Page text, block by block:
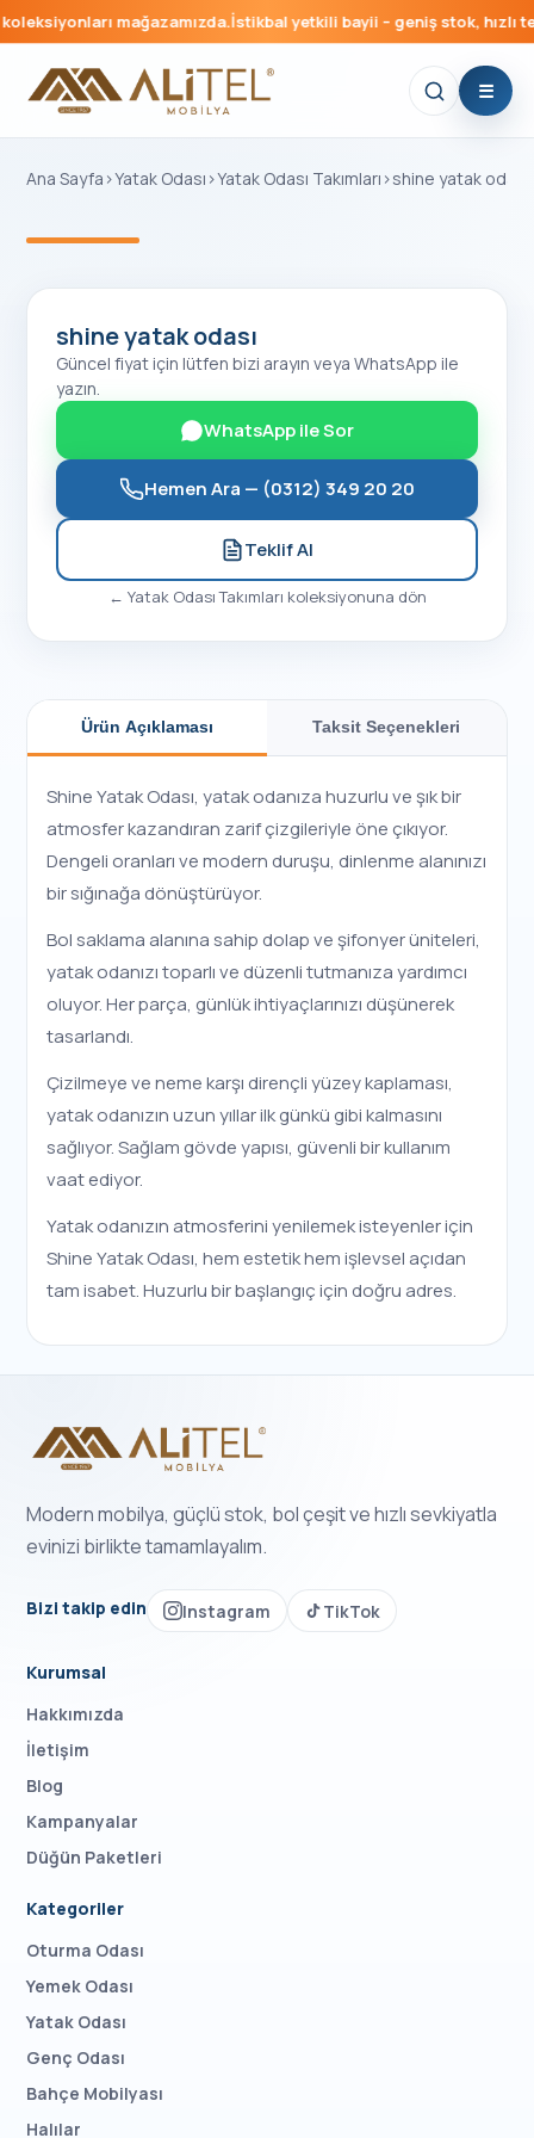
mağazamızda.İstikbal yetkili bayii – geniş stok, hızlı
Ana Sayfa ›Yatak Odası ›Yatak Odası Takımları ›shine yatak odası
shine yatak odası
Güncel fiyat için lütfen bizi arayın veya WhatsApp ile
yazın.
WhatsApp ile Sor
Hemen Ara — (0312) 349 20 20
Teklif Al
← Yatak Odası Takımları koleksiyonuna dön
Ürün Açıklaması Taksit Seçenekleri
Shine Yatak Odası, yatak odanıza huzurlu ve şık bir
atmosfer kazandıran zarif çizgileriyle öne çıkıyor.
Dengeli oranları ve modern duruşu, dinlenme alanınızı
bir sığınağa dönüştürüyor.
Bol saklama alanına sahip dolap ve şifonyer üniteleri,
yatak odanızı toparlı ve düzenli tutmanıza yardımcı
oluyor. Her parça, günlük ihtiyaçlarınızı düşünerek
tasarlandı.
Çizilmeye ve neme karşı dirençli yüzey kaplaması,
yatak odanızın uzun yıllar ilk günkü gibi kalmasını
sağlıyor. Sağlam gövde yapısı, güvenli bir kullanım
vaat ediyor.
Yatak odanızın atmosferini yenilemek isteyenler için
Shine Yatak Odası, hem estetik hem işlevsel açıdan
tam isabet. Huzurlu bir başlangıç için doğru adres.
Modern mobilya, güçlü stok, bol çeşit ve hızlı sevkiyatla
evinizi birlikte tamamlayalım.
Bizi takip edin Instagram TikTok
Kurumsal
Hakkımızda
İletişim
Blog
Kampanyalar
Düğün Paketleri
Kategoriler
Oturma Odası
Yemek Odası
Yatak Odası
Genç Odası
Bahçe Mobilyası
Halılar